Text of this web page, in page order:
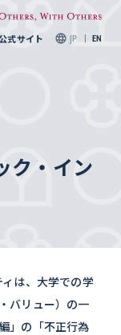
式サイト JP EN
ク・イン
は、大学での学
バリュー）の一
」の「不正行為